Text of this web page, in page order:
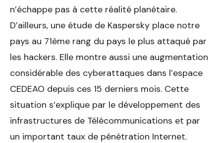
n’échappe pas à cette réalité planétaire.
D’ailleurs, une étude de Kaspersky place notre
pays au 71ème rang du pays le plus attaqué par
les hackers. Elle montre aussi une augmentation
considérable des cyberattaques dans l’espace
CEDEAO depuis ces 15 derniers mois. Cette
situation s’explique par le développement des
infrastructures de Télécommunications et par
un important taux de pénétration Internet.